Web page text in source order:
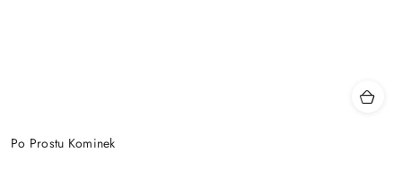
Po Prostu Kominek